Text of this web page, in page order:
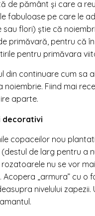
de pământ și care a
fabuloase pe care le
sau flori) știe că
primăvară, pentru că
pentru primăvara
din continuare cum sa
noiembrie. Fiind mai
aparte.
decorativi
copaceilor nou
de larg pentru a
nu se vor
Acopera „armura” cu o
nivelului zapezii.